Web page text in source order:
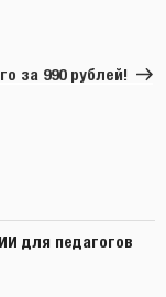
за 990 рублей!
для педагогов